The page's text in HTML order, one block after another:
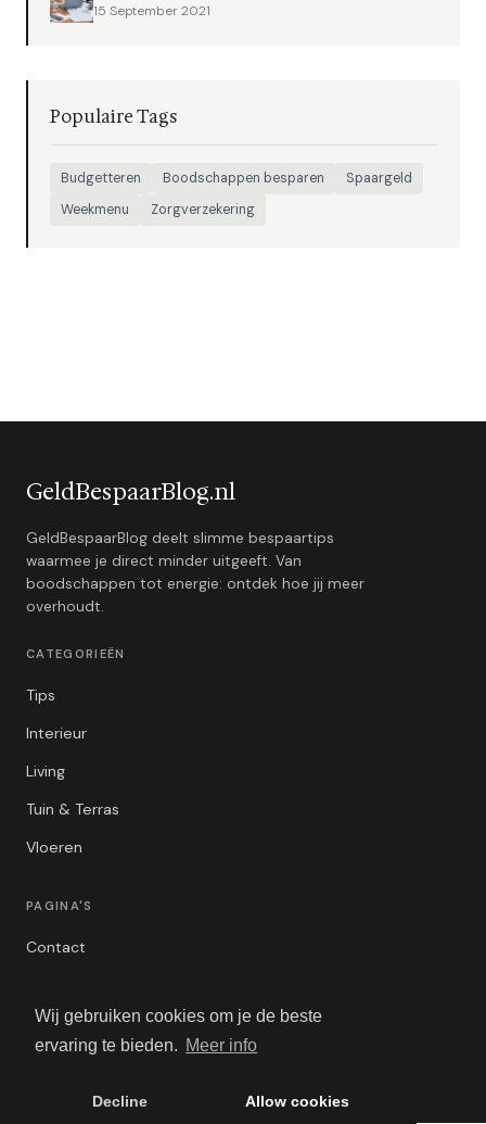
Wij gebruiken cookies om je de beste
ervaring te bieden. Meer info
Decline Allow cookies
15 September 2021
Populaire Tags
Budgetteren Boodschappen besparen
Spaargeld
Weekmenu
Zorgverzekering
GeldBespaarBlog.nl
GeldBespaarBlog deelt slimme bespaartips
waarmee je direct minder uitgeeft. Van
boodschappen tot energie: ontdek hoe jij meer
overhoudt.
CATEGORIEËN
Tips
Interieur
Living
Tuin & Terras
Vloeren
PAGINA'S
Contact
Algemene Voorwaarden
Adverteren